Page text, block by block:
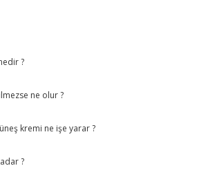
?
ne olur ?
kremi ne işe yarar ?
?